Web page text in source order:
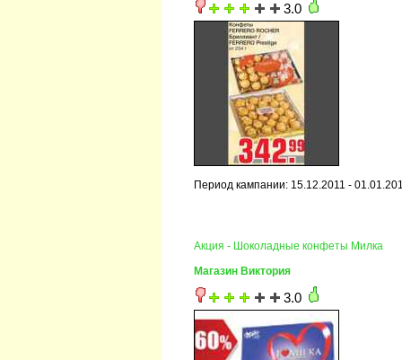
3.0
Период кампании: 15.12.2011 -
Акция - Шоколадные конфеты Милка
Магазин Виктория
3.0